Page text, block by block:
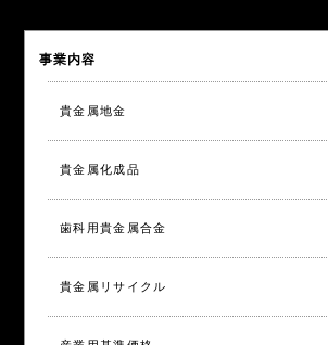
事業内容
貴金属地金
貴金属化成品
歯科用貴金属合金
貴金属リサイクル